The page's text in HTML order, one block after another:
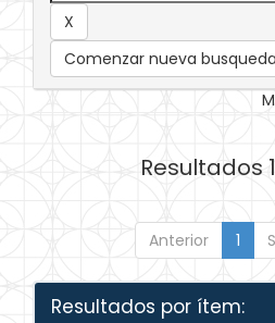
Comenzar nueva busqueda
Resultados
Anterior 1
Resultados por ítem: